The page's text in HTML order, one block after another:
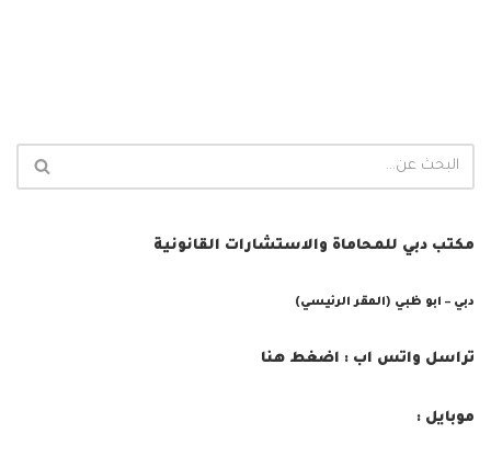
مكتب دبي للمحاماة والاستشارات القانونية
دبي – ابو ظبي (المقر الرئيسي)
تراسل واتس اب : اضغط هنا
موبايل :